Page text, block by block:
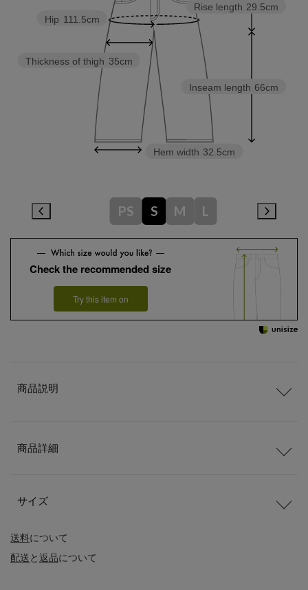
Inseam length 66cm
Rise length 29.5cm
Hem width 32.5cm
Thickness of thigh 35cm
Hip 111.5cm
PS S M L
Check the recommended size
Try this item on
送料について
配送と返品について
商品説明
商品詳細
サイズ